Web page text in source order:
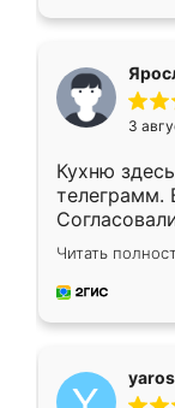
3
Кухню
телеграмм.
недели
довольны
мебель за
Читать